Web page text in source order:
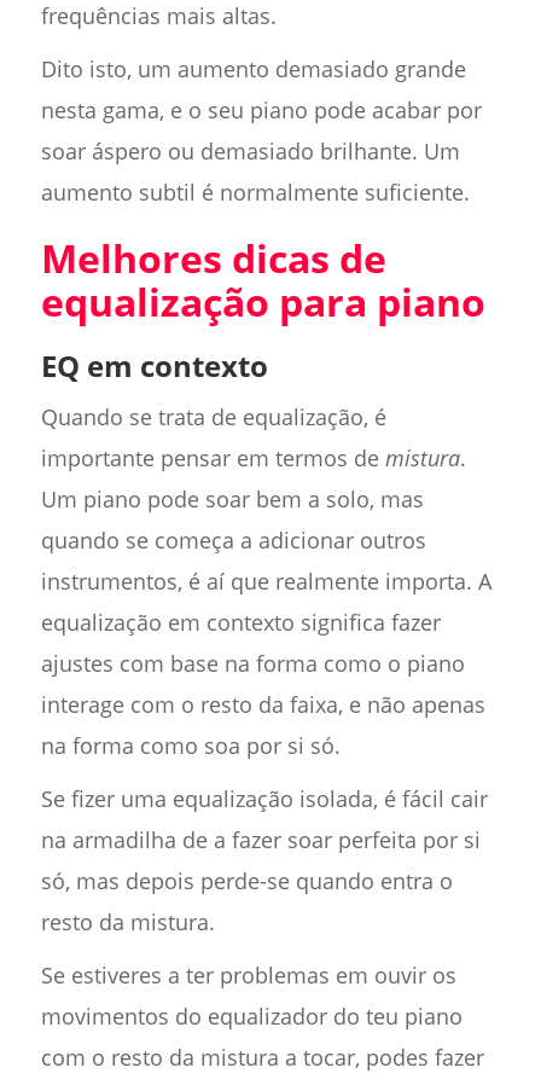
frequências mais altas.
Dito isto, um aumento demasiado grande
nesta gama, e o seu piano pode acabar por
soar áspero ou demasiado brilhante. Um
aumento subtil é normalmente suficiente.
Melhores dicas de
equalização para piano
EQ em contexto
Quando se trata de equalização, é
importante pensar em termos de mistura.
Um piano pode soar bem a solo, mas
quando se começa a adicionar outros
instrumentos, é aí que realmente importa. A
equalização em contexto significa fazer
ajustes com base na forma como o piano
interage com o resto da faixa, e não apenas
na forma como soa por si só.
Se fizer uma equalização isolada, é fácil cair
na armadilha de a fazer soar perfeita por si
só, mas depois perde-se quando entra o
resto da mistura.
Se estiveres a ter problemas em ouvir os
movimentos do equalizador do teu piano
com o resto da mistura a tocar, podes fazer